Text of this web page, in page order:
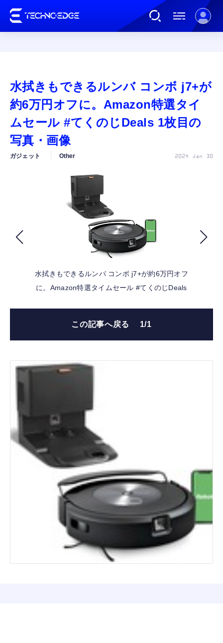
AI
ガジェット
カルチャー
公式ストア
FOLLOW US
水拭きもできるルンバ コンボ j7+が
約6万円オフに。Amazon特選タイ
ムセール #てくのじDeals 1枚目の
写真・画像
ガジェット Other 2024 Jan 30
水拭きもできるルンバ コンボ j7+が約6万円オフ
に。Amazon特選タイムセール #てくのじDeals
この記事へ戻る 1/1